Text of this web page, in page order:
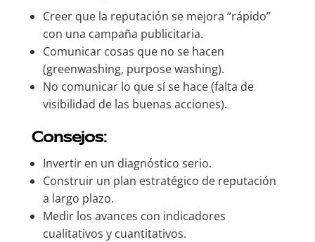
Creer que la reputación se mejora “rápido”
con una campaña publicitaria.
Comunicar cosas que no se hacen
(greenwashing, purpose washing).
No comunicar lo que sí se hace (falta de
visibilidad de las buenas acciones).
Consejos:
Invertir en un diagnóstico serio.
Construir un plan estratégico de reputación
a largo plazo.
Medir los avances con indicadores
cualitativos y cuantitativos.